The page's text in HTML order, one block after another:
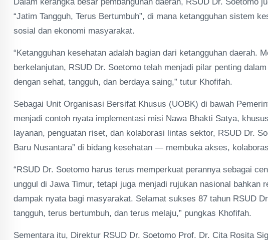
“Jatim Tangguh, Terus Bertumbuh”, di mana ketangguhan sistem
sosial dan ekonomi masyarakat.
“Ketangguhan kesehatan adalah bagian dari ketangguhan daerah.
berkelanjutan, RSUD Dr. Soetomo telah menjadi pilar penting
dengan sehat, tangguh, dan berdaya saing,” tutur Khofifah.
Sebagai Unit Organisasi Bersifat Khusus (UOBK) di bawah
menjadi contoh nyata implementasi misi Nawa Bhakti Satya,
layanan, penguatan riset, dan kolaborasi lintas sektor, RSUD Dr.
Baru Nusantara” di bidang kesehatan — membuka akses,
“RSUD Dr. Soetomo harus terus memperkuat perannya sebagai
unggul di Jawa Timur, tetapi juga menjadi rujukan nasional bahkan
dampak nyata bagi masyarakat. Selamat sukses 87 tahun RSUD
tangguh, terus bertumbuh, dan terus melaju,” pungkas Khofifah.
Sementara itu, Direktur RSUD Dr. Soetomo Prof. Dr. Cita Rosita